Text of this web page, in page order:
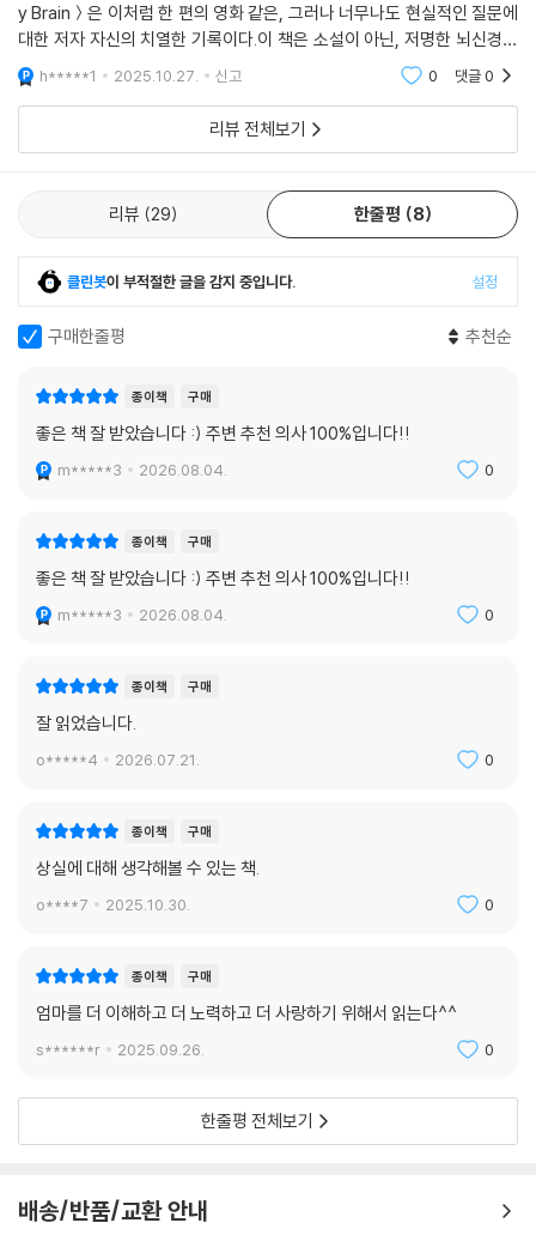
y Brain＞은 이처럼 한 편의 영화 같은, 그러나 너무나도 현실적인 질문에
대한 저자 자신의 치열한 기록이다.이 책은 소설이 아닌, 저명한 뇌신경과
의사 '대니얼 깁스'의 회고록이다. 그는 누구보다 알츠하이머에 대해 잘 알
고 있다고 자부
h*****1 2025.10.27. 신고 0 댓글0
리뷰 전체보기
리뷰 29 한줄평 8
클린봇이 부적절한 글을 감지 중입니다. 설정
구매한줄평 추천순
종이책 구매
좋은 책 잘 받았습니다 :) 주변 추천 의사 100%입니다!!
m*****3 2026.08.04. 0
종이책 구매
좋은 책 잘 받았습니다 :) 주변 추천 의사 100%입니다!!
m*****3 2026.08.04. 0
종이책 구매
잘 읽었습니다.
o*****4 2026.07.21. 0
종이책 구매
상실에 대해 생각해볼 수 있는 책.
o****7 2025.10.30. 0
종이책 구매
엄마를 더 이해하고 더 노력하고 더 사랑하기 위해서 읽는다^^
s******r 2025.09.26. 0
한줄평 전체보기
배송/반품/교환 안내